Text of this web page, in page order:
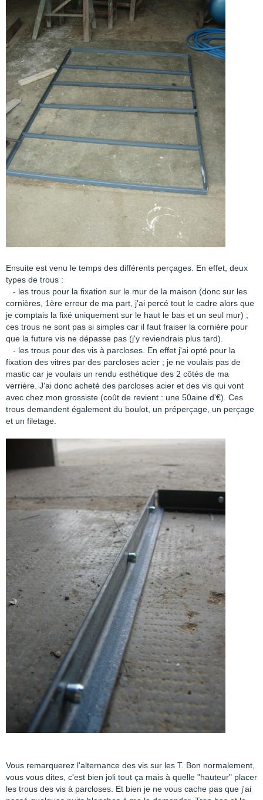
Ensuite est venu le temps des différents perçages. En effet, deux
types de trous :
- les trous pour la fixation sur le mur de la maison (donc sur les
cornières, 1ère erreur de ma part, j'ai percé tout le cadre alors que
je comptais la fixé uniquement sur le haut le bas et un seul mur) ;
ces trous ne sont pas si simples car il faut fraiser la cornière pour
que la future vis ne dépasse pas (j'y reviendrais plus tard).
- les trous pour des vis à parcloses. En effet j'ai opté pour la
fixation des vitres par des parcloses acier ; je ne voulais pas de
mastic car je voulais un rendu esthétique des 2 côtés de ma
verrière. J'ai donc acheté des parcloses acier et des vis qui vont
avec chez mon grossiste (coût de revient : une 50aine d'€). Ces
trous demandent également du boulot, un préperçage, un perçage
et un filetage.
Vous remarquerez l'alternance des vis sur les T. Bon normalement,
vous vous dites, c'est bien joli tout ça mais à quelle "hauteur" placer
les trous des vis à parcloses. Et bien je ne vous cache pas que j'ai